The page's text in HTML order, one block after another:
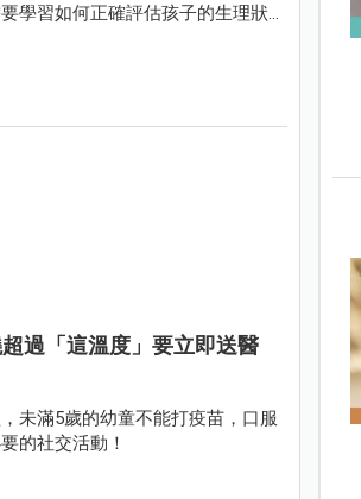
學習如何正確評估孩子的生理狀
成重症的主訴。
過「這溫度」要立即送醫
未滿5歲的幼童不能打疫苗，口服
的社交活動！